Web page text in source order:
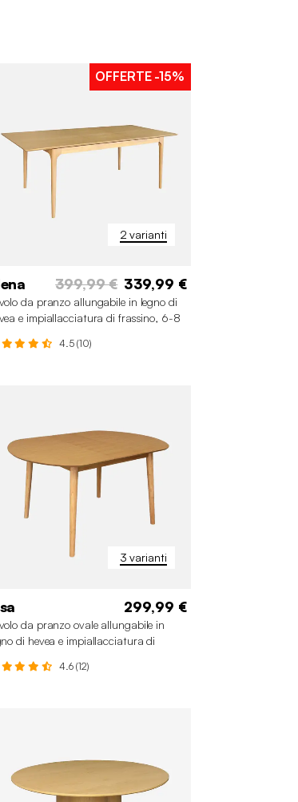
2 varianti
OFFERTE-15%
399,99 € 339,99 €
da pranzo allungabile in legno di
e impiallacciatura di frassino, 6-8
4.5 (10)
3 varianti
299,99 €
da pranzo ovale allungabile in
di hevea e impiallacciatura di
4.6 (12)